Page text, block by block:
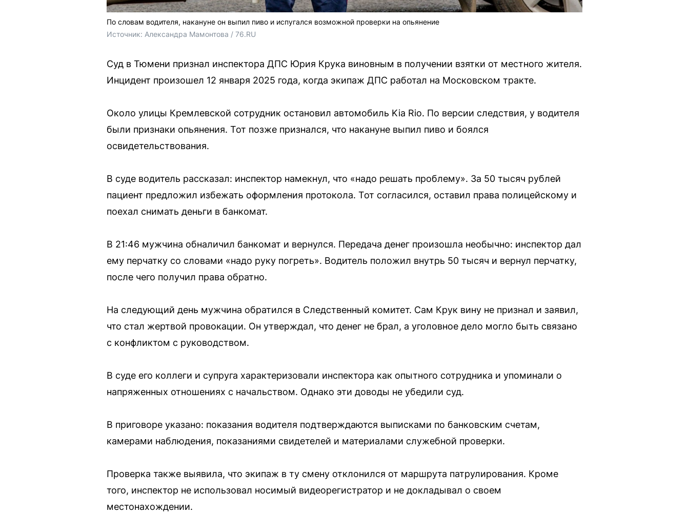
По словам водителя, накануне он выпил пиво и испугался возможной проверки на опьянение
Источник: Александра Мамонтова / 76.RU
Суд в Тюмени признал инспектора ДПС Юрия Крука виновным в получении взятки от местного жителя.
Инцидент произошел 12 января 2025 года, когда экипаж ДПС работал на Московском тракте.
Около улицы Кремлевской сотрудник остановил автомобиль Kia Rio. По версии следствия, у водителя
были признаки опьянения. Тот позже признался, что накануне выпил пиво и боялся
освидетельствования.
В суде водитель рассказал: инспектор намекнул, что «надо решать проблему». За 50 тысяч рублей
пациент предложил избежать оформления протокола. Тот согласился, оставил права полицейскому и
поехал снимать деньги в банкомат.
В 21:46 мужчина обналичил банкомат и вернулся. Передача денег произошла необычно: инспектор дал
ему перчатку со словами «надо руку погреть». Водитель положил внутрь 50 тысяч и вернул перчатку,
после чего получил права обратно.
На следующий день мужчина обратился в Следственный комитет. Сам Крук вину не признал и заявил,
что стал жертвой провокации. Он утверждал, что денег не брал, а уголовное дело могло быть связано
с конфликтом с руководством.
В суде его коллеги и супруга характеризовали инспектора как опытного сотрудника и упоминали о
напряженных отношениях с начальством. Однако эти доводы не убедили суд.
В приговоре указано: показания водителя подтверждаются выписками по банковским счетам,
камерами наблюдения, показаниями свидетелей и материалами служебной проверки.
Проверка также выявила, что экипаж в ту смену отклонился от маршрута патрулирования. Кроме
того, инспектор не использовал носимый видеорегистратор и не докладывал о своем
местонахождении.